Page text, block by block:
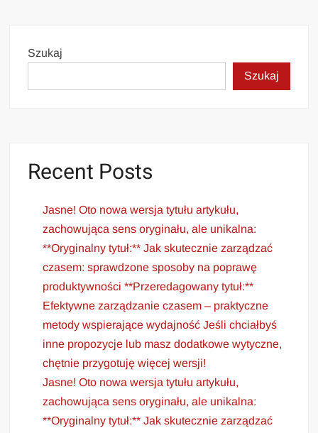
Szukaj
Szukaj
Recent Posts
Jasne! Oto nowa wersja tytułu artykułu,
zachowująca sens oryginału, ale unikalna:
**Oryginalny tytuł:** Jak skutecznie zarządzać
czasem: sprawdzone sposoby na poprawę
produktywności **Przeredagowany tytuł:**
Efektywne zarządzanie czasem – praktyczne
metody wspierające wydajność Jeśli chciałbyś
inne propozycje lub masz dodatkowe wytyczne,
chętnie przygotuję więcej wersji!
Jasne! Oto nowa wersja tytułu artykułu,
zachowująca sens oryginału, ale unikalna:
**Oryginalny tytuł:** Jak skutecznie zarządzać